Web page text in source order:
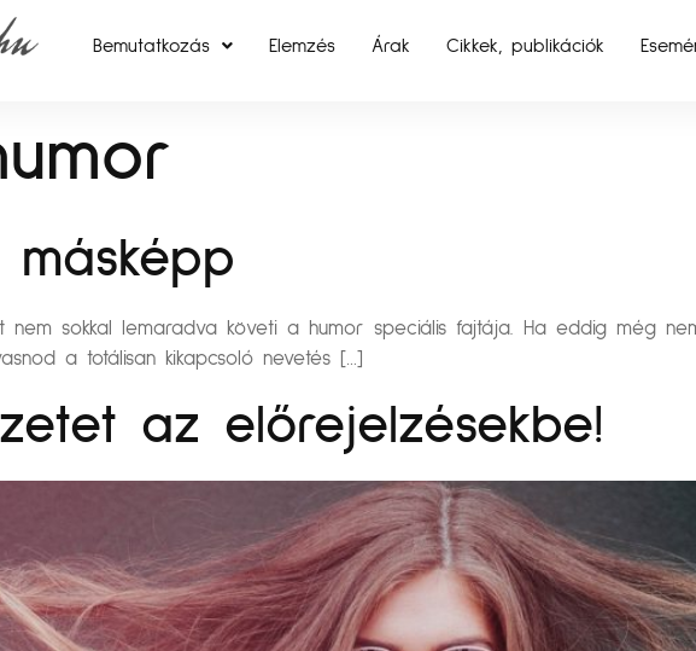
Bemutatkozás Elemzés Árak Cikkek, publikációk
másképp
nem sokkal lemaradva követi a humor speciális fajtája. Ha eddig még
a totálisan kikapcsoló nevetés […]
az előrejelzésekbe!